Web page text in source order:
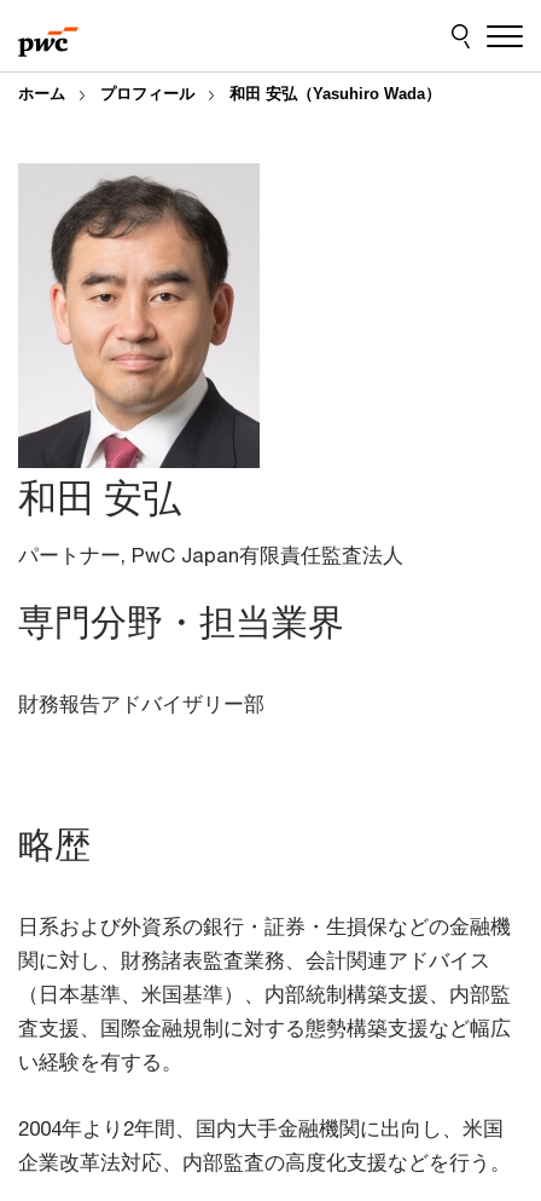
to
content
to
footer
ホーム プロフィール 和田 安弘（Yasuhiro Wada）
和田 安弘
パートナー, PwC Japan有限責任監査法人
専門分野・担当業界
財務報告アドバイザリー部
略歴
日系および外資系の銀行・証券・生損保などの金融機
関に対し、財務諸表監査業務、会計関連アドバイス
（日本基準、米国基準）、内部統制構築支援、内部監
査支援、国際金融規制に対する態勢構築支援など幅広
い経験を有する。
2004年より2年間、国内大手金融機関に出向し、米国
企業改革法対応、内部監査の高度化支援などを行う。